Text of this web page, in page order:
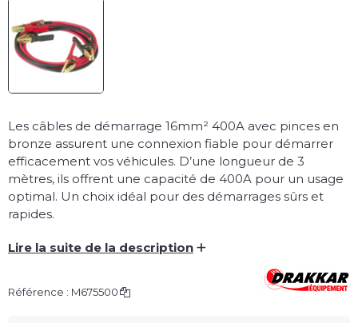
Les câbles de démarrage 16mm² 400A avec pinces en
bronze assurent une connexion fiable pour démarrer
efficacement vos véhicules. D’une longueur de 3
mètres, ils offrent une capacité de 400A pour un usage
optimal. Un choix idéal pour des démarrages sûrs et
rapides.
Lire la suite de la description +
Référence : M675500